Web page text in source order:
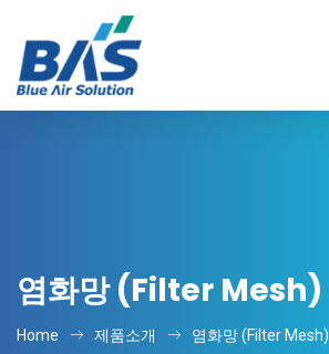
염화망 (Filter Mesh)
Home 제품소개 염화망 (Filter Mesh)